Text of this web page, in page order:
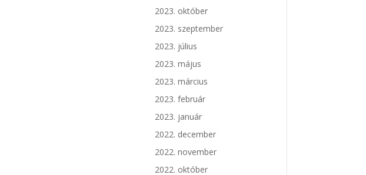
2023. október
2023. szeptember
2023. július
2023. május
2023. március
2023. február
2023. január
2022. december
2022. november
2022. október